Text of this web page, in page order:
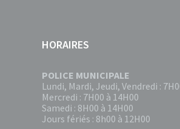
HORAIRES
POLICE MUNICIPALE
Lundi, Mardi, Jeudi, Vendredi :
Mercredi : 7H00 à 14H00
Samedi : 8H00 à 14H00
Jours fériés : 8h00 à 12H00